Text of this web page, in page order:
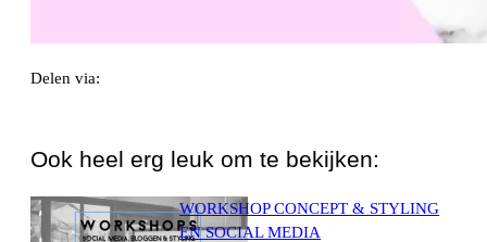
Delen via:
Ook heel erg leuk om te bekijken:
WORKSHOP CONCEPT & STYLING
EN SOCIAL MEDIA